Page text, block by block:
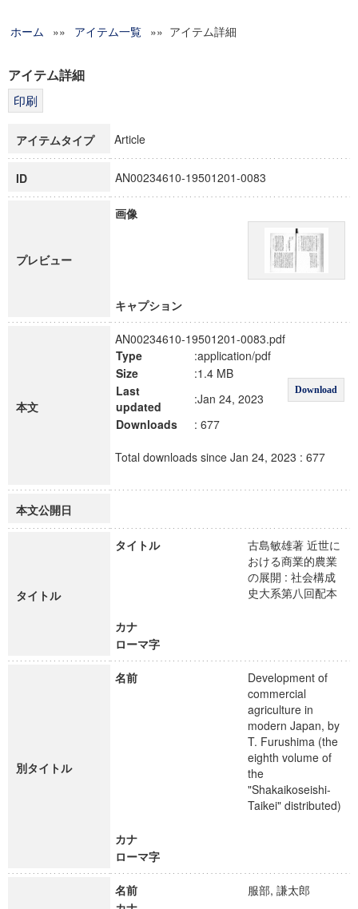
グローバルリサーチインスティテュート
科学研究費補助金研究成果報告書
博士課程教育リーディングプログラム「超成熟社会発展のサ
ホーム »» アイテム一覧 »» アイテム詳細
アイテム詳細
アイテムタイプ Article
ID AN00234610-19501201-0083
プレビュー
画像
キャプション
本文
AN00234610-19501201-0083.pdf
Type
:application/pdf
Download
Size
:1.4 MB
Last
updated
:Jan 24, 2023
Downloads
: 677
Total downloads since Jan 24, 2023 : 677
本文公開日
タイトル
タイトル
古島敏雄著 近世に
おける商業的農業
の展開 : 社会構成
史大系第八回配本
カナ
ローマ字
別タイトル
名前
Development of
commercial
agriculture in
modern Japan, by
T. Furushima (the
eighth volume of
the
"Shakaikoseishi-
Taikei" distributed)
カナ
ローマ字
名前
服部, 謙太郎